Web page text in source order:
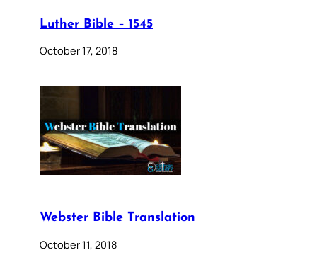
Luther Bible – 1545
October 17, 2018
Webster Bible Translation
October 11, 2018